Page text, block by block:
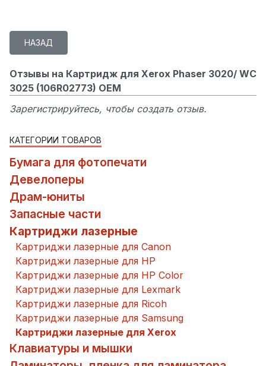
Отзывы на Картридж для Xerox Phaser 3020/ WC
3025 (106R02773) OEM
Зарегистрируйтесь, чтобы создать отзыв.
КАТЕГОРИИ ТОВАРОВ
Бумага для фотопечати
Девелоперы
Драм-юниты
Запасные части
Картриджи лазерные
Картриджи лазерные для Canon
Картриджи лазерные для HP
Картриджи лазерные для HP Color
Картриджи лазерные для Lexmark
Картриджи лазерные для Ricoh
Картриджи лазерные для Samsung
Картриджи лазерные для Xerox
Клавиатуры и мышки